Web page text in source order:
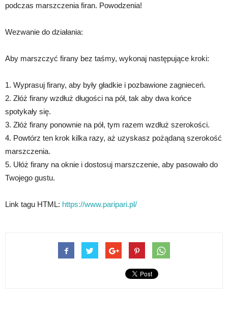
podczas marszczenia firan. Powodzenia!
Wezwanie do działania:
Aby marszczyć firany bez taśmy, wykonaj następujące kroki:
1. Wyprasuj firany, aby były gładkie i pozbawione zagnieceń.
2. Złóż firany wzdłuż długości na pół, tak aby dwa końce
spotykały się.
3. Złóż firany ponownie na pół, tym razem wzdłuż szerokości.
4. Powtórz ten krok kilka razy, aż uzyskasz pożądaną szerokość
marszczenia.
5. Ułóż firany na oknie i dostosuj marszczenie, aby pasowało do
Twojego gustu.
Link tagu HTML: https://www.paripari.pl/